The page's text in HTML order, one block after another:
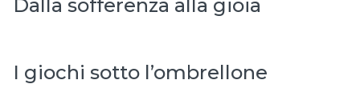
Dalla sofferenza alla gioia
I giochi sotto l’ombrellone